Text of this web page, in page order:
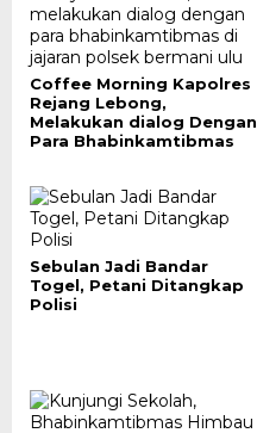
Coffee Morning Kapolres
Rejang Lebong,
Melakukan dialog Dengan
Para Bhabinkamtibmas
Sebulan Jadi Bandar
Togel, Petani Ditangkap
Polisi